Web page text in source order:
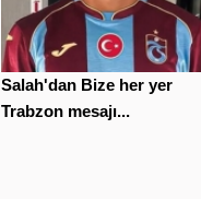
Salah'dan Bize her yer
Trabzon mesajı...